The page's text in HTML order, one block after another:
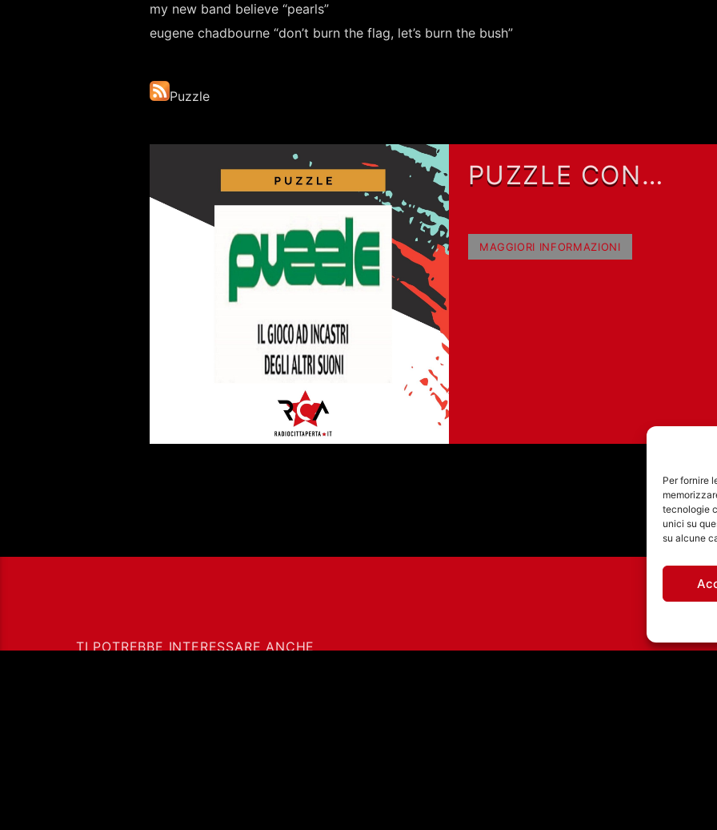
Per fornire
tecnologie
unici su
su alcune
my new band believe “pearls”
eugene chadbourne “don’t burn the flag, let’s burn the bush”
Puzzle
PUZZLE CON
MAGGIORI INFORMAZIONI
TI POTREBBE INTERESSARE ANCHE